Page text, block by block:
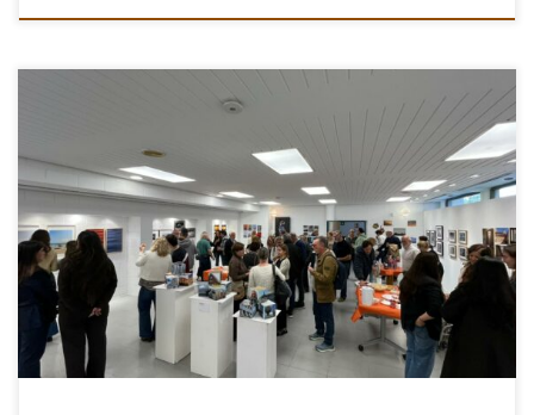
El pasado viernes 8 de mayo tuvo lugar la inauguración de la
exposición organizada por la asociación en la Sala Díaz Caneja del
Centro Cultural Pérez de la Riva de […]